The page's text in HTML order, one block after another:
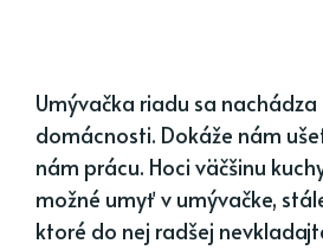
Umývačka riadu sa
domácnosti. Dokáže nám
nám prácu. Hoci väčšinu
možné umyť v umývačke,
ktoré do nej radšej